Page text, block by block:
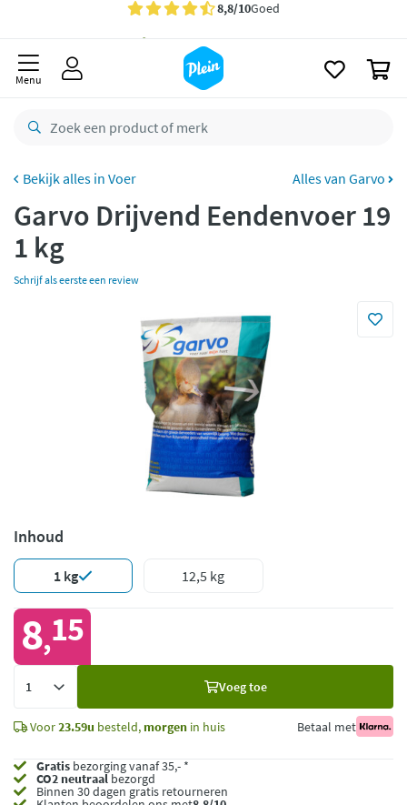
Gratisbezorging vanaf 35,- *
besteld,
Gratisretourneren
Betaal met Klarna
Menu
Voer Alles van Garvo
Garvo Drijvend Eendenvoer 19
1 kg
Schrijf als eerste een review
Inhoud
1 kg 12,5 kg
8,15
Voeg toe
Voor23.59u besteld, morgen in huis Betaal met
Gratis bezorging vanaf 35,- *
CO2 neutraalbezorgd
Binnen 30 dagen gratis retourneren